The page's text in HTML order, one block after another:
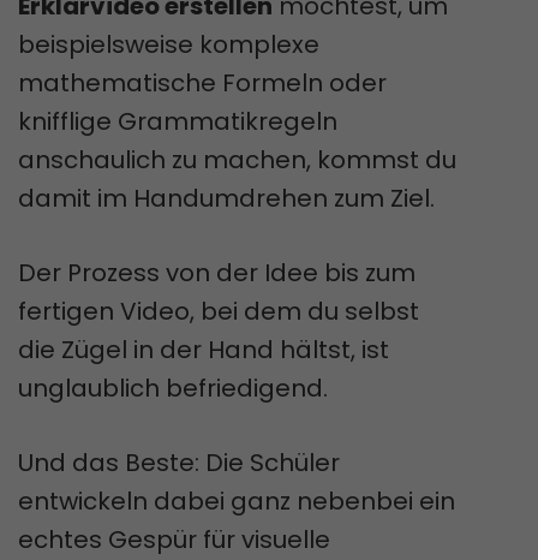
beispielsweise komplexe
mathematische Formeln oder
knifflige Grammatikregeln
anschaulich zu machen, kommst du
damit im Handumdrehen zum Ziel.
Der Prozess von der Idee bis zum
fertigen Video, bei dem du selbst
die Zügel in der Hand hältst, ist
unglaublich befriedigend.
Und das Beste: Die Schüler
entwickeln dabei ganz nebenbei ein
echtes Gespür für visuelle